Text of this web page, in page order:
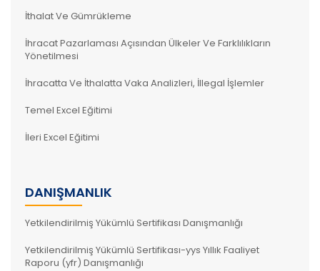
İthalat Ve Gümrükleme
İhracat Pazarlaması Açısından Ülkeler Ve Farklılıkların
Yönetilmesi
İhracatta Ve İthalatta Vaka Analizleri, İllegal İşlemler
Temel Excel Eğitimi
İleri Excel Eğitimi
DANIŞMANLIK
Yetkilendirilmiş Yükümlü Sertifikası Danışmanlığı
Yetkilendirilmiş Yükümlü Sertifikası-yys Yıllık Faaliyet
Raporu (yfr) Danışmanlığı